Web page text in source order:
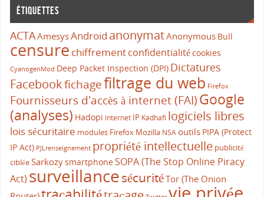
Étiquettes
ACTAAmesysAndroid anonymatAnonymous Bull
censure chiffrementconfidentialitécookies
CyanogenMod Deep Packet Inspection (DPI) Dictatures
Facebookfichagefiltrage du web Firefox
Fournisseurs d'accès à internet (FAI)Google
(analyses) Hadopi internet IP Kadhafi logiciels libres
lois sécuritaire modules Firefox Mozilla NSA outils PIPA (Protect
IP Act) PJLrenseignement propriété intellectuelle publicité
cibléeSarkozysmartphoneSOPA (The Stop Online Piracy
Act) surveillancesécuritéTor (The Onion